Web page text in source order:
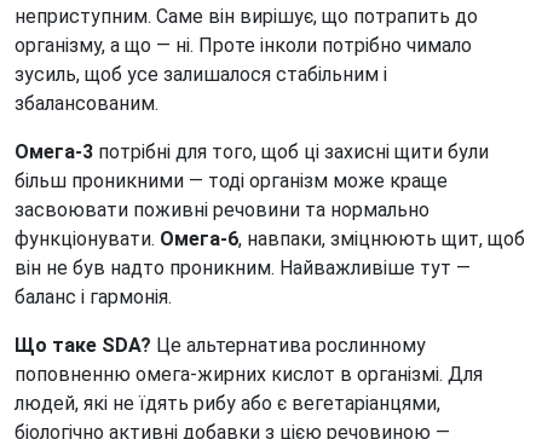
неприступним. Саме він вирішує, що потрапить до
організму, а що — ні. Проте інколи потрібно чимало
зусиль, щоб усе залишалося стабільним і
збалансованим.
Омега-3 потрібні для того, щоб ці захисні щити були
більш проникними — тоді організм може краще
засвоювати поживні речовини та нормально
функціонувати. Омега-6, навпаки, зміцнюють щит, щоб
він не був надто проникним. Найважливіше тут —
баланс і гармонія.
Що таке SDA? Це альтернатива рослинному
поповненню омега-жирних кислот в організмі. Для
людей, які не їдять рибу або є вегетаріанцями,
біологічно активні добавки з цією речовиною —